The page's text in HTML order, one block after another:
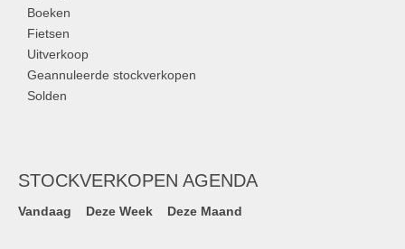
Boeken
Fietsen
Uitverkoop
Geannuleerde stockverkopen
Solden
STOCKVERKOPEN AGENDA
Vandaag Deze Week Deze Maand